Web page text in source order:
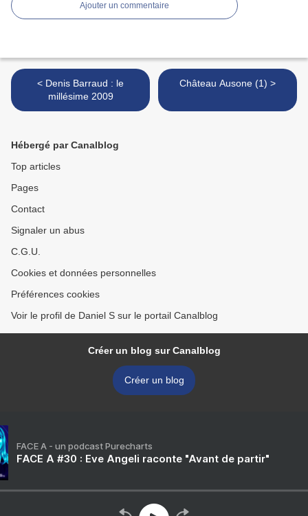
Ajouter un commentaire
< Denis Barraud : le
millésime 2009
Château Ausone (1) >
Hébergé par Canalblog
Top articles
Pages
Contact
Signaler un abus
C.G.U.
Cookies et données personnelles
Préférences cookies
Voir le profil de Daniel S sur le portail Canalblog
Créer un blog sur Canalblog
Créer un blog
FACE A - un podcast Purecharts
FACE A #30 : Eve Angeli raconte "Avant de partir"